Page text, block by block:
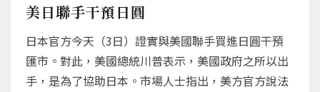
美日聯手干預日圓
日本官方今天（3日）證實與美國聯手買進日圓干預
匯市。對此，美國總統川普表示，美國政府之所以出
手，是為了協助日本。市場人士指出，美方官方說法